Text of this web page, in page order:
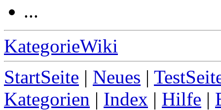
...
KategorieWiki
StartSeite | Neues |
Kategorien | Index | Hilfe |